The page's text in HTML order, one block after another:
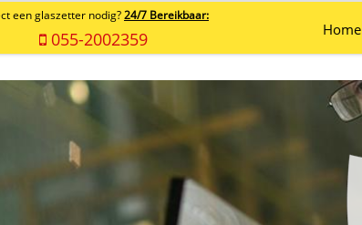
een glaszetter nodig? 24/7 Bereikbaar:
055-2002359 Home